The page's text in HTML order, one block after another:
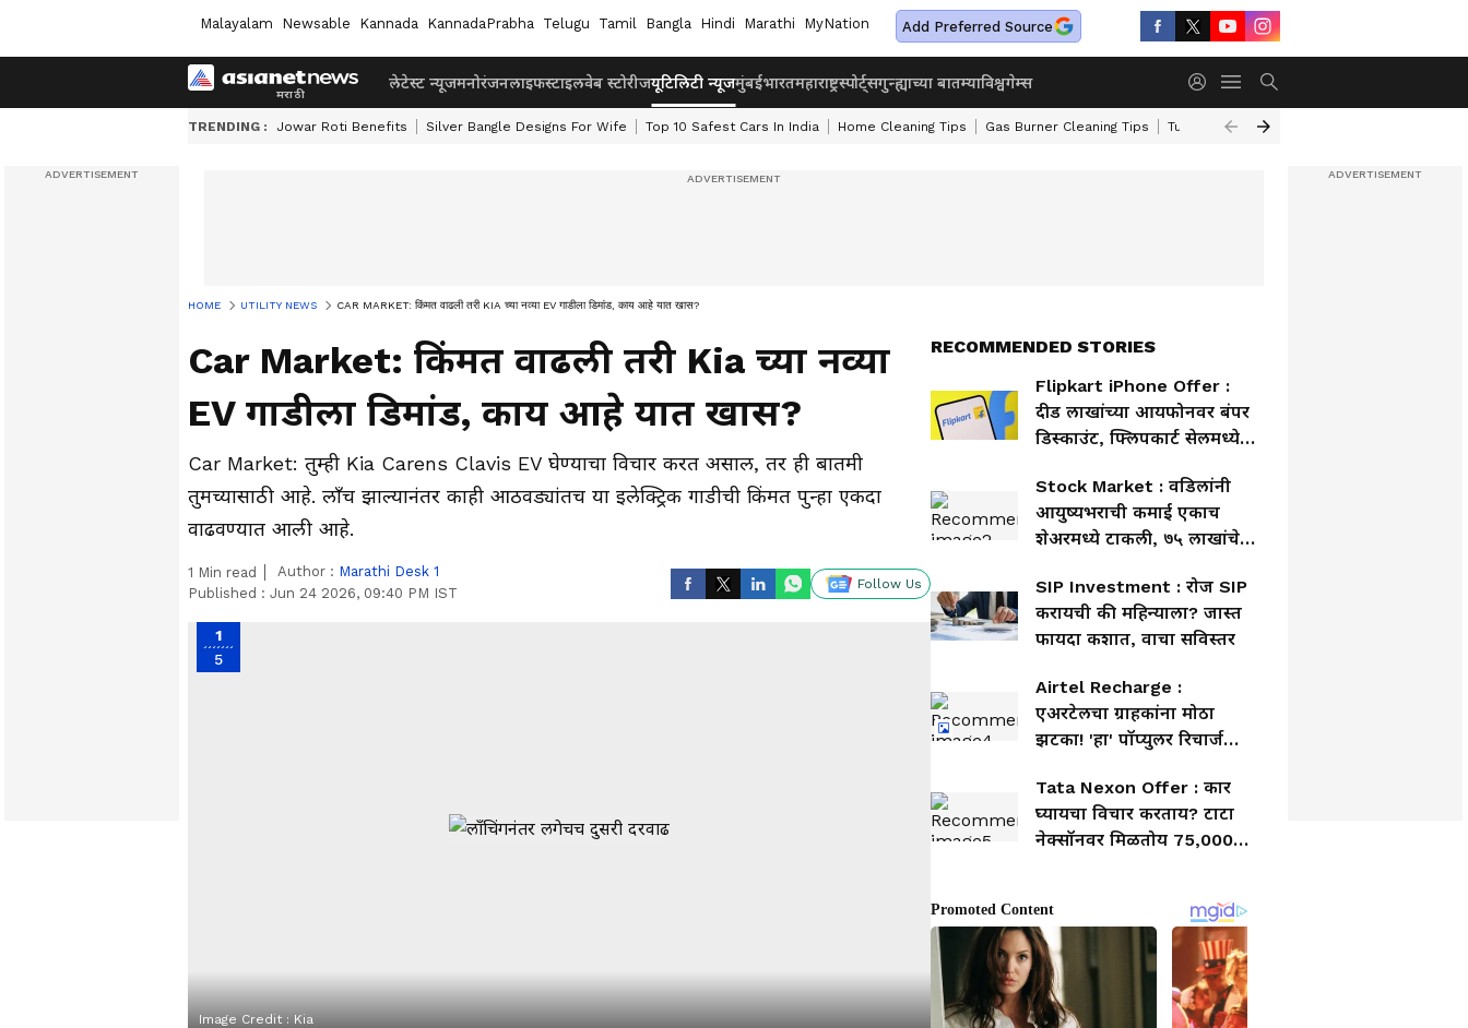
Malayalam Newsable Kannada KannadaPrabha Telugu Tamil Bangla Hindi Marathi MyNation Add Preferred Source
लेटेस्ट न्यूजमनोरंजनलाइफस्टाइलवेब स्टोरीजयूटिलिटी न्यूजमुंबईभारतमहाराष्ट्रस्पोर्ट्सगुन्ह्याच्या बातम्याविश्वगेम्स
TRENDING : Jowar Roti Benefits Silver Bangle Designs For Wife Top 10 Safest Cars In India Home Cleaning Tips Gas Burner Cleaning Tips Turmeric Face Packs
HOME UTILITY NEWS CAR MARKET: किंमत वाढली तरी KIA च्या नव्या EV गाडीला डिमांड, काय आहे यात खास?
Car Market: किंमत वाढली तरी Kia च्या नव्या
EV गाडीला डिमांड, काय आहे यात खास?
Car Market: तुम्ही Kia Carens Clavis EV घेण्याचा विचार करत असाल, तर ही बातमी
तुमच्यासाठी आहे. लाँच झाल्यानंतर काही आठवड्यांतच या इलेक्ट्रिक गाडीची किंमत पुन्हा एकदा
वाढवण्यात आली आहे.
1 Min read Author : Marathi Desk 1
Published : Jun 24 2026, 09:40 PM IST
Follow Us
1
5
Image Credit : Kia
RECOMMENDED STORIES
Flipkart iPhone Offer :
दीड लाखांच्या आयफोनवर बंपर
डिस्काउंट, फ्लिपकार्ट सेलमध्ये
Stock Market : वडिलांनी
आयुष्यभराची कमाई एकाच
शेअरमध्ये टाकली, ७५ लाखांचे
SIP Investment : रोज SIP
करायची की महिन्याला? जास्त
फायदा कशात, वाचा सविस्तर
Airtel Recharge :
एअरटेलचा ग्राहकांना मोठा
झटका! 'हा' पॉप्युलर रिचार्ज
Tata Nexon Offer : कार
घ्यायचा विचार करताय? टाटा
नेक्सॉनवर मिळतोय 75,000